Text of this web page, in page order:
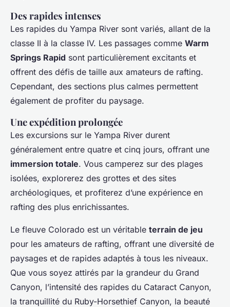
Des rapides intenses
Les rapides du Yampa River sont variés, allant de la
classe II à la classe IV. Les passages comme Warm
Springs Rapid sont particulièrement excitants et
offrent des défis de taille aux amateurs de rafting.
Cependant, des sections plus calmes permettent
également de profiter du paysage.
Une expédition prolongée
Les excursions sur le Yampa River durent
généralement entre quatre et cinq jours, offrant une
immersion totale. Vous camperez sur des plages
isolées, explorerez des grottes et des sites
archéologiques, et profiterez d’une expérience en
rafting des plus enrichissantes.
Le fleuve Colorado est un véritable terrain de jeu
pour les amateurs de rafting, offrant une diversité de
paysages et de rapides adaptés à tous les niveaux.
Que vous soyez attirés par la grandeur du Grand
Canyon, l’intensité des rapides du Cataract Canyon,
la tranquillité du Ruby-Horsethief Canyon, la beauté